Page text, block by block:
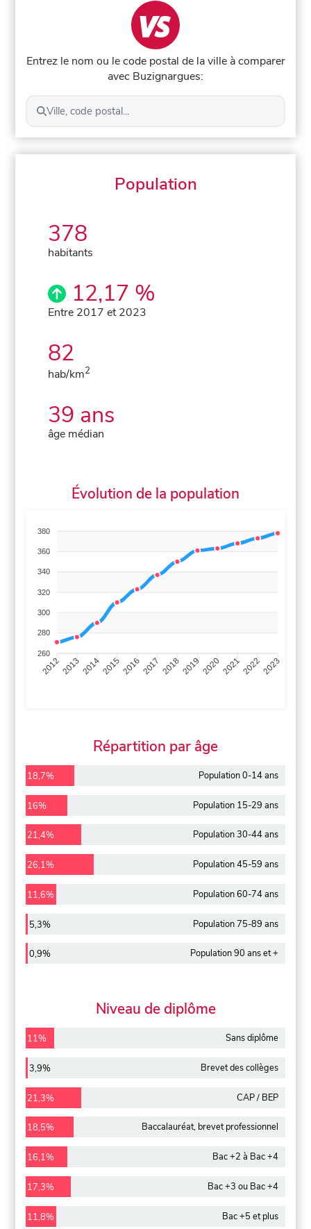
Entrez le nom ou le code postal de la ville à comparer
avec Buzignargues:
Ville, code postal...
Population
378
habitants
12,17 %
Entre 2017 et 2023
82
hab/km2
39 ans
âge médian
Évolution de la population
380
360
340
320
300
280
260
201220132014201520162017 20182019 2020202120222023
Répartition par âge
18,7% Population 0-14 ans
16% Population 15-29 ans
21,4% Population 30-44 ans
26,1% Population 45-59 ans
11,6% Population 60-74 ans
5,3% Population 75-89 ans
0,9% Population 90 ans et +
Niveau de diplôme
11% Sans diplôme
3,9% Brevet des collèges
21,3% CAP / BEP
18,5% Baccalauréat, brevet professionnel
16,1% Bac +2 à Bac +4
17,3% Bac +3 ou Bac +4
11,8% Bac +5 et plus